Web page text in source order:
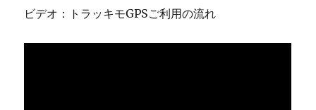
ビデオ：トラッキモGPSご利用の流れ